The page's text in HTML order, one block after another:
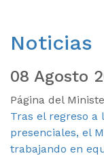
Noticias
08 Agosto
Página del
Tras el regreso a
presenciales, el
trabajando en